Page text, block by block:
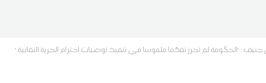
: 'الحكومة لم تحرز تقدّما ملموسا في تنفيذ توصيات احترام الحرية النقابية '